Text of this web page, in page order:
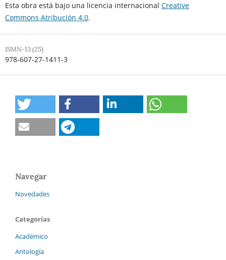
Esta obra está bajo una licencia internacional Creative
Commons Atribución 4.0.
ISMN-13 (25)
978-607-27-1411-3
Navegar
Novedades
Categorías
Académico
Antología